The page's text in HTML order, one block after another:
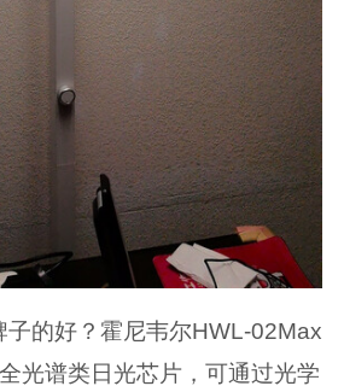
子的好？霍尼韦尔HWL-02Max
光谱类日光芯片，可通过光学